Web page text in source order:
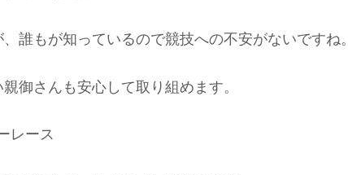
誰もが知っているので競技への不安がないですね。
御さんも安心して取り組めます。
レース